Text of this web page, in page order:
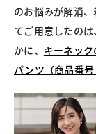
のお悩みが解消
てご用意したのは、
かに、 キーネック
パンツ（商品番号